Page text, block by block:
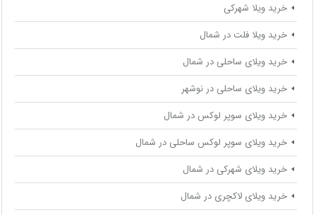
خرید ویلا شهرکی
خرید ویلا فلت در شمال
خرید ویلای ساحلی در شمال
خرید ویلای ساحلی در نوشهر
خرید ویلای سوپر لوکس در شمال
خرید ویلای سوپر لوکس ساحلی در شمال
خرید ویلای شهرکی در شمال
خرید ویلای لاکچری در شمال